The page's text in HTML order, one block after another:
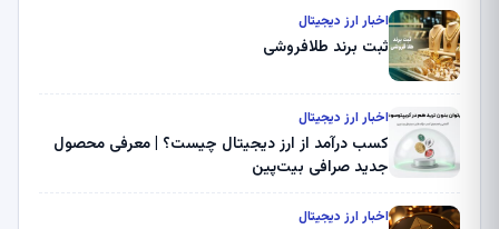
اخبار ارز دیجیتال
ثبت برند طلافروشی
اخبار ارز دیجیتال
کسب درآمد از ارز دیجیتال چیست؟ | معرفی محصول
جدید صرافی بیت‌پین
اخبار ارز دیجیتال